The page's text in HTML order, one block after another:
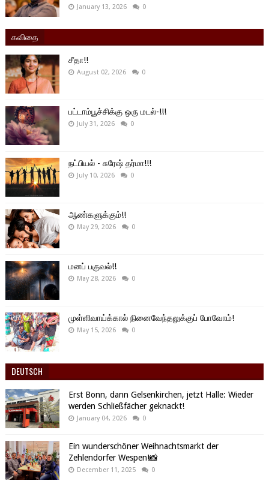
January 13, 2026 0
கவிதை
சீதா!!
August 02, 2026 0
பட்டாம்பூச்சிக்கு ஒரு மடல்-!!!
July 31, 2026 0
நட்பியல் - சுரேஷ் தர்மா!!!
July 10, 2026 0
ஆண்களுக்கும்!!
May 29, 2026 0
மனப் பகுவல்!!
May 28, 2026 0
முள்ளிவாய்க்கால் நினைவேந்தலுக்குப் போவோம்!
May 15, 2026 0
DEUTSCH
Erst Bonn, dann Gelsenkirchen, jetzt Halle: Wieder
werden Schließfächer geknackt!
January 04, 2026 0
Ein wunderschöner Weihnachtsmarkt der
Zehlendorfer Wespen!📸
December 11, 2025 0